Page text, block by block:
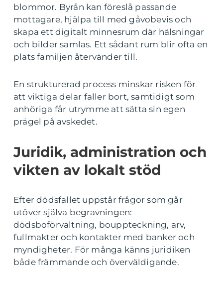
blommor. Byrån kan föreslå passande
mottagare, hjälpa till med gåvobevis och
skapa ett digitalt minnesrum där hälsningar
och bilder samlas. Ett sådant rum blir ofta en
plats familjen återvänder till.
En strukturerad process minskar risken för
att viktiga delar faller bort, samtidigt som
anhöriga får utrymme att sätta sin egen
prägel på avskedet.
Juridik, administration och
vikten av lokalt stöd
Efter dödsfallet uppstår frågor som går
utöver själva begravningen:
dödsboförvaltning, bouppteckning, arv,
fullmakter och kontakter med banker och
myndigheter. För många känns juridiken
både främmande och överväldigande.